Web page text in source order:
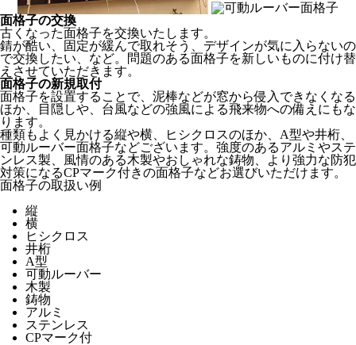
面格子の交換
古くなった面格子を交換いたします。
錆が酷い、固定が緩んで取れそう、デザインが気に入らないの
で交換したい、など。問題のある面格子を新しいものに付け替
えさせていただきます。
面格子の新規取付
面格子を設置することで、泥棒などが窓から侵入できなくなる
ほか、目隠しや、台風などの強風による飛来物への備えにもな
ります。
種類もよく見かける縦や横、ヒシクロスのほか、A型や井桁、
可動ルーバー面格子などございます。強度のあるアルミやステ
ンレス製、風情のある木製やおしゃれな鋳物、より強力な防犯
対策になるCPマーク付きの面格子などお選びいただけます。
面格子の取扱い例
縦
横
ヒシクロス
井桁
A型
可動ルーバー
木製
鋳物
アルミ
ステンレス
CPマーク付